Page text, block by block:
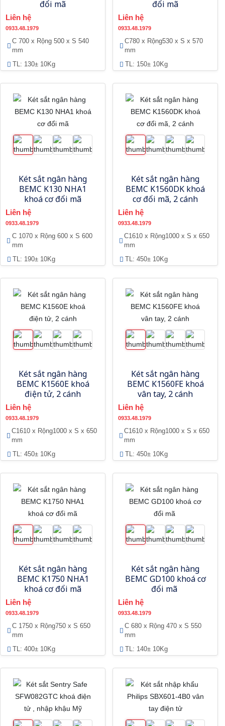
đổi mã
Liên hệ
0933.48.1979
C 700 x Rộng 500 x S 540
mm
TL: 130± 10Kg
đổi mã
Liên hệ
0933.48.1979
C780 x Rộng530 x S x 570
mm
TL: 150± 10Kg
Két sắt ngân hàng
BEMC K130 NHA1
khoá cơ đổi mã
Liên hệ
0933.48.1979
C 1070 x Rộng 600 x S 600
mm
TL: 190± 10Kg
Két sắt ngân hàng
BEMC K1560DK khoá
cơ đổi mã, 2 cánh
Liên hệ
0933.48.1979
C1610 x Rộng1000 x S x 650
mm
TL: 450± 10Kg
Két sắt ngân hàng
BEMC K1560E khoá
điện tử, 2 cánh
Liên hệ
0933.48.1979
C1610 x Rộng1000 x S x 650
mm
TL: 450± 10Kg
Két sắt ngân hàng
BEMC K1560FE khoá
vân tay, 2 cánh
Liên hệ
0933.48.1979
C1610 x Rộng1000 x S x 650
mm
TL: 450± 10Kg
Két sắt ngân hàng
BEMC K1750 NHA1
khoá cơ đổi mã
Liên hệ
0933.48.1979
C 1750 x Rộng750 x S 650
mm
TL: 400± 10Kg
Két sắt ngân hàng
BEMC GD100 khoá cơ
đổi mã
Liên hệ
0933.48.1979
C 680 x Rộng 470 x S 550
mm
TL: 140± 10Kg